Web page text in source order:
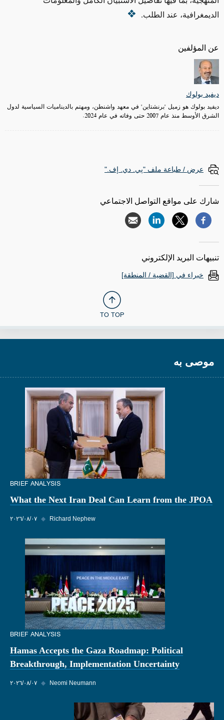
عن المؤلفين
ديفيد بولوك
ديفيد بولوك هو زميل "برنشتاين" في معهد واشنطن، ومهتم بالديناميات السياسية لدول
الشرق الأوسط منذ عام 2007 حتى وفاته في عام 2024.
الديمغرافية، عند الطلب.
عرض / طباعة ملف "پي. دي. إف."
شارك على مواقع التواصل الاجتماعي
تنبيهات البريد الإلكتروني
خبراء في [القضية / المنطقة]
TO TOP
موصى به
BRIEF ANALYSIS
What the Next Iran Deal Can Learn from the JPOA
٠٧‏/٠٨‏/٢٠٢٦ ◆ Richard Nephew
BRIEF ANALYSIS
Hamas Accepts the Gaza Roadmap: Political
Breakthrough, Implementation Uncertainty
٠٧‏/٠٨‏/٢٠٢٦ ◆ Neomi Neumann